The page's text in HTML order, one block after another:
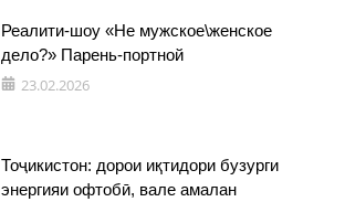
Реалити-шоу «Не мужское\женское
дело?» Парень-портной
23.02.2026
Тоҷикистон: дорои иқтидори бузурги
энергияи офтобӣ, вале амалан